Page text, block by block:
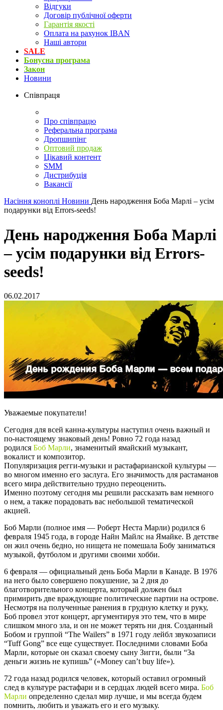
Відгуки
Договір публічної оферти
Гарантія якості
Оплата на рахунок IBAN
Наші автори
SALE
Бонусна програма
Закон
Новини
Співпраця
Про співпрацю
Реферальна програма
Дропшипінг
Оптовий продаж
Цікавий контент
SMM
Дистрибуція
Вакансії
Насіння коноплі Новини День народження Боба Марлі – усім
подарунки від Errors-seeds!
День народження Боба Марлі
– усім подарунки від Errors-
seeds!
06.02.2017
Уважаемые покупатели!
Сегодня для всей канна-культуры наступил очень важный и
по-настоящему знаковый день! Ровно 72 года назад
родился Боб Марли, знаменитый ямайский музыкант,
вокалист и композитор.
Популяризация регги-музыки и растафарианской культуры —
во многом именно его заслуга. Его значимость для растаманов
всего мира действительно трудно переоценить.
Именно поэтому сегодня мы решили рассказать вам немного
о нем, а также порадовать вас небольшой тематической
акцией.
Боб Марли (полное имя — Роберт Неста Марли) родился 6
февраля 1945 года, в городе Найн Майлс на Ямайке. В детстве
он жил очень бедно, но нищета не помешала Бобу заниматься
музыкой, футболом и другими своими хобби.
6 февраля — официальный день Боба Марли в Канаде. В 1976
на него было совершено покушение, за 2 дня до
благотворительного концерта, который должен был
примирить две враждующие политические партии на острове.
Несмотря на полученные ранения в грудную клетку и руку,
Боб провел этот концерт, аргументируя это тем, что в мире
слишком много зла, и он не может терять ни дня. Созданный
Бобом и группой “The Wailers” в 1971 году лейбл звукозаписи
“Tuff Gong” все еще существует. Последними словами Боба
Марли, которые он сказал своему сыну Зигги, были “За
деньги жизнь не купишь” («Money can’t buy life»).
72 года назад родился человек, который оставил огромный
след в культуре растафари и в сердцах людей всего мира. Боб
Марли определенно сделал мир лучше, и мы всегда будем
помнить, любить и уважать его и его музыку.